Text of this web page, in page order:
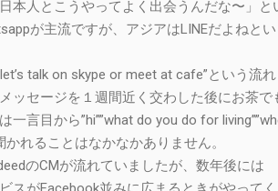
本人とこうやってよく出会うんだな〜」と
が主流ですが、アジアはLINEだよねと
talk on skype or meet at cafe”という流
ッセージを１週間近く交わした後にお茶
一言目から”hi””what do you do for
かれることはなかなかありません。
のCMが流れていましたが、数年後には